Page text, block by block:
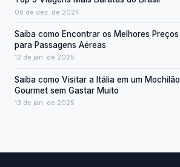
06 de dez. de 2024
Saiba como Encontrar os Melhores Preços
para Passagens Aéreas
12 de jan. de 2025
Saiba como Visitar a Itália em um Mochilão
Gourmet sem Gastar Muito
13 de jan. de 2025